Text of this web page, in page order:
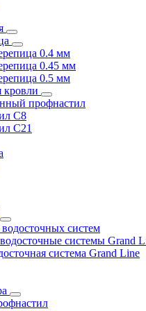
0.4 мм
0.45 мм
0.5 мм
кровли
профнастил
С8
С21
систем
системы Grand
система Grand Line